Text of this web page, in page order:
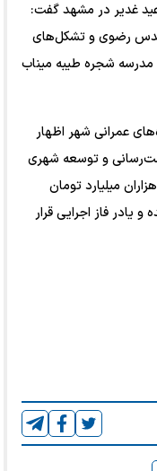
غدیر در مشهد گفت:
قدس رضوی و تشکل‌های
مدرسه شجره طیبه میناب
عمرانی شهر اظهار
و توسعه شهری
میلیارد تومان
یادر فاز اجرایی قرار